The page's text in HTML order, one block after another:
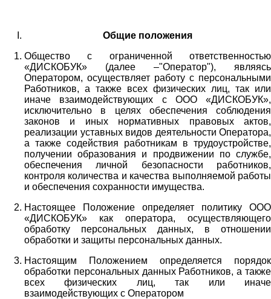
Общие положения
Общество с ограниченной ответственностью
«ДИСКОБУК» (далее –"Оператор"), являясь
Оператором, осуществляет работу с персональными
Работников, а также всех физических лиц, так или
иначе взаимодействующих с ООО «ДИСКОБУК»,
исключительно в целях обеспечения соблюдения
законов и иных нормативных правовых актов,
реализации уставных видов деятельности Оператора,
а также содействия работникам в трудоустройстве,
получении образования и продвижении по службе,
обеспечения личной безопасности работников,
контроля количества и качества выполняемой работы
и обеспечения сохранности имущества.
Настоящее Положение определяет политику ООО
«ДИСКОБУК» как оператора, осуществляющего
обработку персональных данных, в отношении
обработки и защиты персональных данных.
Настоящим Положением определяется порядок
обработки персональных данных Работников, а также
всех физических лиц, так или иначе
взаимодействующих с Оператором